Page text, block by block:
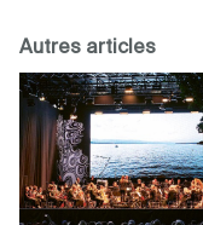
Autres articles